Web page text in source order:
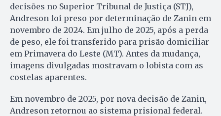
decisões no Superior Tribunal de Justiça (STJ),
Andreson foi preso por determinação de Zanin em
novembro de 2024. Em julho de 2025, após a perda
de peso, ele foi transferido para prisão domiciliar
em Primavera do Leste (MT). Antes da mudança,
imagens divulgadas mostravam o lobista com as
costelas aparentes.
Em novembro de 2025, por nova decisão de Zanin,
Andreson retornou ao sistema prisional federal.